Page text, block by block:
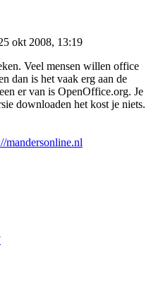
okt 2008, 13:19
Veel mensen willen office
dan is het vaak erg aan de
er van is OpenOffice.org. Je
downloaden het kost je niets.
mandersonline.nl